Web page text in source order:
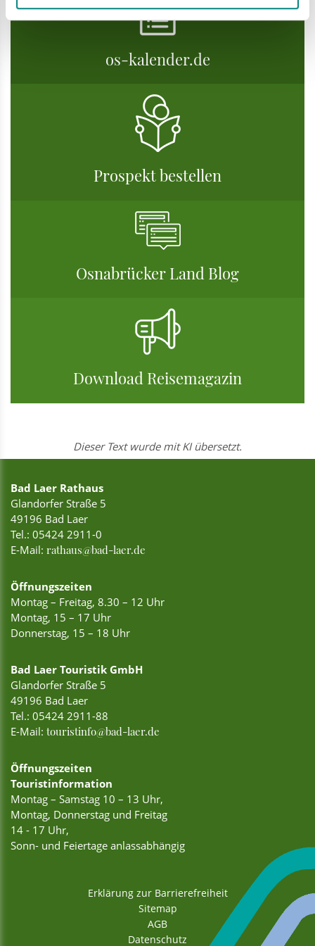
os-kalender.de
Prospekt bestellen
Osnabrücker Land Blog
Download Reisemagazin
Dieser Text wurde mit KI übersetzt.
Bad Laer Rathaus
Glandorfer Straße 5
49196 Bad Laer
Tel.: 05424 2911-0
E-Mail: rathaus@bad-laer.de
Öffnungszeiten
Montag – Freitag, 8.30 – 12 Uhr
Montag, 15 – 17 Uhr
Donnerstag, 15 – 18 Uhr
Bad Laer Touristik GmbH
Glandorfer Straße 5
49196 Bad Laer
Tel.: 05424 2911-88
E-Mail: touristinfo@bad-laer.de
Öffnungszeiten
Touristinformation
Montag – Samstag 10 – 13 Uhr,
Montag, Donnerstag und Freitag
14 - 17 Uhr,
Sonn- und Feiertage anlassabhängig
Erklärung zur Barrierefreiheit
Sitemap
AGB
Datenschutz